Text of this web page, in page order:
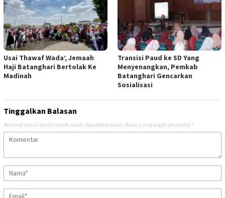
Usai Thawaf Wada’, Jemaah
Haji Batanghari Bertolak Ke
Madinah
Transisi Paud ke SD Yang
Menyenangkan, Pemkab
Batanghari Gencarkan
Sosialisasi
Tinggalkan Balasan
Alamat email Anda tidak akan dipublikasikan. Ruas yang wajib ditandai *